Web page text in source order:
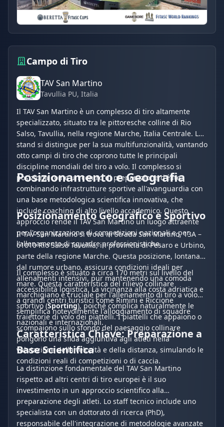
Campo di Tiro
TAV San Martino
Tavullia PU, Italia
Il TAV San Martino è un complesso di tiro altamente
specializzato, situato tra le pittoresche colline di Rio
Salso, Tavullia, nella regione Marche, Italia Centrale. Lo
stand si distingue per la sua multifunzionalità, vantando
otto campi di tiro che coprono tutte le principali
discipline mondiali del tiro a volo. Il complesso si
posiziona come un centro di preparazione d'élite,
combinando infrastrutture sportive all'avanguardia con
una base metodologica scientifica innovativa, che
include coaching di alto livello accademico. Questo
approccio rende il TAV San Martino un luogo attraente
per l'organizzazione di competizioni nazionali e per
l'allenamento di squadre professionistiche.
Posizionamento e Geografia
Posizionamento Geografico e Sportivo
Il TAV San Martino si trova in Strada San Martino, 13A –
61010 Rio Salso Tavullia, in provincia di Pesaro e Urbino,
parte della regione Marche. Questa posizione, lontana
dal rumore urbano, assicura condizioni ideali per
allenamenti intensivi, pur mantenendo una comoda
accessibilità logistica. La vicinanza alla costa adriatica e
a grandi centri turistici come Rimini e Riccione
semplifica notevolmente l'alloggiamento di squadre
nazionali e internazionali.
Il complesso è situato a circa 170 metri sul livello del
mare. Questa caratteristica del rilievo collinare
marchigiano è cruciale per l'allenamento di tiro a volo
sportivo (Sporting), poiché complica naturalmente le
traiettorie di volo dei piattelli. I piattelli che appaiono o
scompaiono sullo sfondo del paesaggio collinare
pongono una sfida aggiuntiva agli atleti nella
valutazione della velocità e della distanza, simulando le
condizioni reali di competizioni o di caccia.
Caratteristica Chiave: Preparazione a
Base Scientifica
La distinzione fondamentale del TAV San Martino
rispetto ad altri centri di tiro europei è il suo
investimento in un approccio scientifico alla
preparazione degli atleti. Lo staff tecnico include uno
specialista con un dottorato di ricerca (PhD),
responsabile dell'integrazione di metodologie avanzate